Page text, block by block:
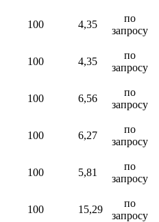
100 4,35
по
запросу
100 4,35
по
запросу
100 6,56
по
запросу
100 6,27
по
запросу
100 5,81
по
запросу
100 15,29
по
запросу